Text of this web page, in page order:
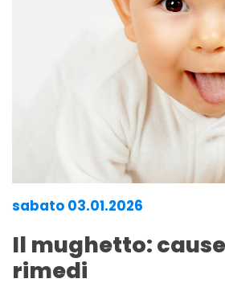
sabato 03.01.2026
Il mughetto:
rimedi